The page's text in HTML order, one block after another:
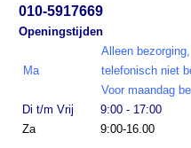
010-5917669
Openingstijden
Ma
Alleen bezorging,
telefonisch niet
Voor maandag
Di t/m Vrij
9:00 - 17:00
Za
9:00-16.00